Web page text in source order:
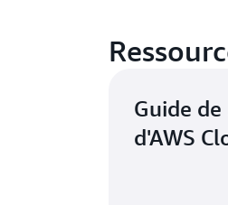
Guide
d'AWS